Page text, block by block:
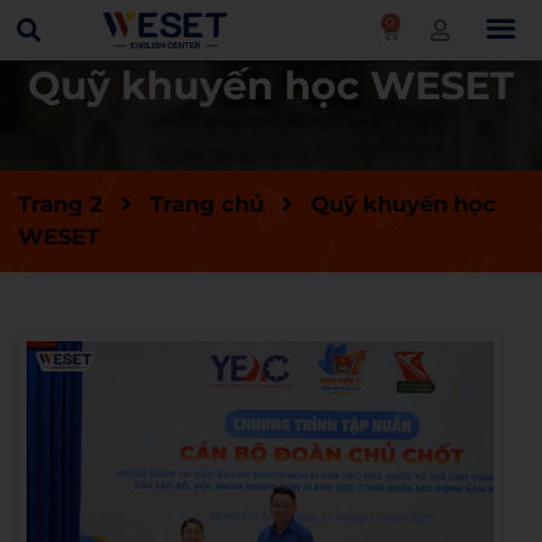
0
Quỹ khuyến học WESET
Trang 2 Trang chủ
Quỹ khuyến học
WESET